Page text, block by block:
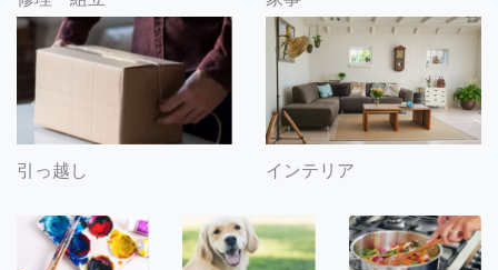
引っ越し インテリア